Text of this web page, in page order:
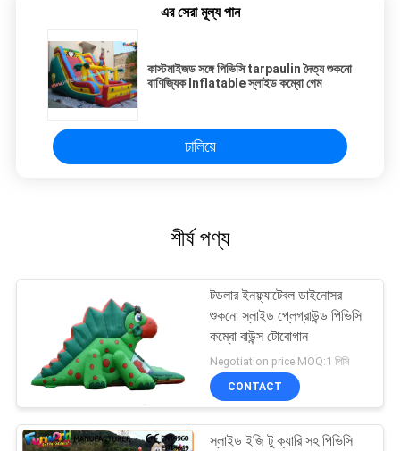
এর সেরা মূল্য পান
কাস্টমাইজড সঙ্গে পিভিসি tarpaulin দৈত্য শুকনো
বাণিজ্যিক Inflatable স্লাইড কম্বো গেম
চালিয়ে
শীর্ষ পণ্য
টডলার ইনফ্ল্যাটেবল ডাইনোসর
শুকনো স্লাইড প্লেগ্রাউন্ড পিভিসি
কম্বো বাউন্স টোবোগান
Negotiation price MOQ:1 পিসি
CONTACT
স্লাইড ইজি টু ক্যারি সহ পিভিসি